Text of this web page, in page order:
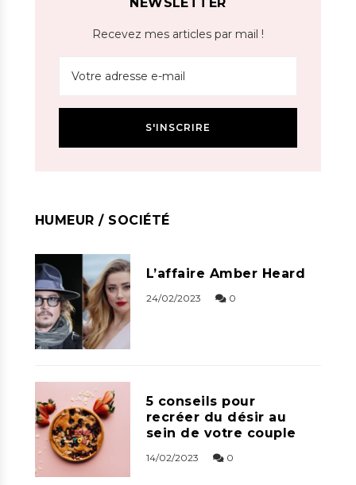
Recevez mes articles par mail !
HUMEUR / SOCIÉTÉ
L’affaire Amber Heard
24/02/2023 0
5 conseils pour
recréer du désir au
sein de votre couple
14/02/2023 0